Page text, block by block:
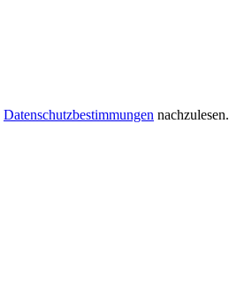
Datenschutzbestimmungen nachzulesen.